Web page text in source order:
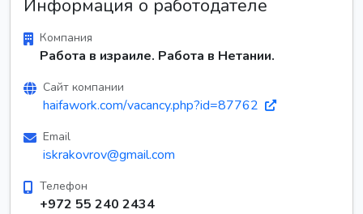
Информация о работодателе
Компания
Работа в израиле. Работа в Нетании.
Сайт компании
haifawork.com/vacancy.php?id=87762
Email
iskrakovrov@gmail.com
Телефон
+972 55 240 2434